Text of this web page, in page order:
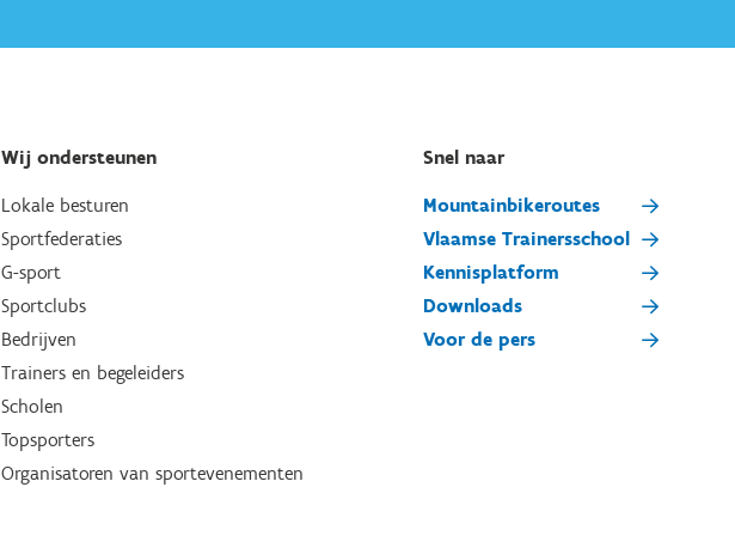
Wij ondersteunen
Lokale besturen
Sportfederaties
G-sport
Sportclubs
Bedrijven
Trainers en begeleiders
Scholen
Topsporters
Organisatoren van sportevenementen
Snel naar
Mountainbikeroutes
Vlaamse Trainersschool
Kennisplatform
Downloads
Voor de pers